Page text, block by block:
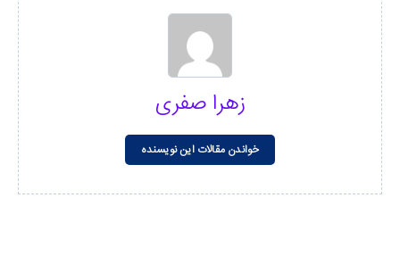
زهرا صفری
خواندن مقالات این نویسنده